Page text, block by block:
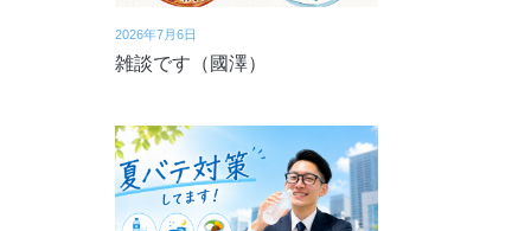
2026年7月6日
雑談です（國澤）